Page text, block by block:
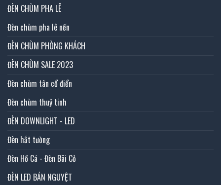
ĐÈN CHÙM PHA LÊ
Đèn chùm pha lê nến
ĐÈN CHÙM PHÒNG KHÁCH
ĐÈN CHÙM SALE 2023
Đèn chùm tân cổ điển
Đèn chùm thuỷ tinh
ĐÈN DOWNLIGHT - LED
Đèn hắt tường
Đèn Hồ Cá - Đèn Bãi Cỏ
ĐÈN LED BÁN NGUYỆT